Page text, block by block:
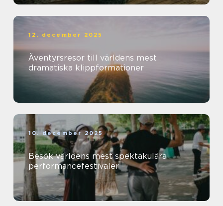
12. december 2025
Äventyrsresor till världens mest
dramatiska klippformationer
10. december 2025
Besök världens mest spektakulära
performancefestivaler